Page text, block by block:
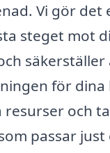
Vi gör det
steget mot
för dina
resurser och
passar just